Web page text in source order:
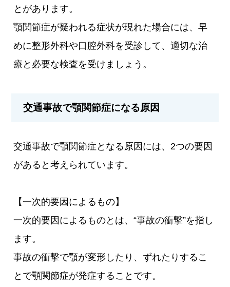
とがあります。
顎関節症が疑われる症状が現れた場合には、早
めに整形外科や口腔外科を受診して、適切な治
療と必要な検査を受けましょう。
交通事故で顎関節症になる原因
交通事故で顎関節症となる原因には、2つの要因
があると考えられています。
【一次的要因によるもの】
一次的要因によるものとは、“事故の衝撃”を指し
ます。
事故の衝撃で顎が変形したり、ずれたりするこ
とで顎関節症が発症することです。